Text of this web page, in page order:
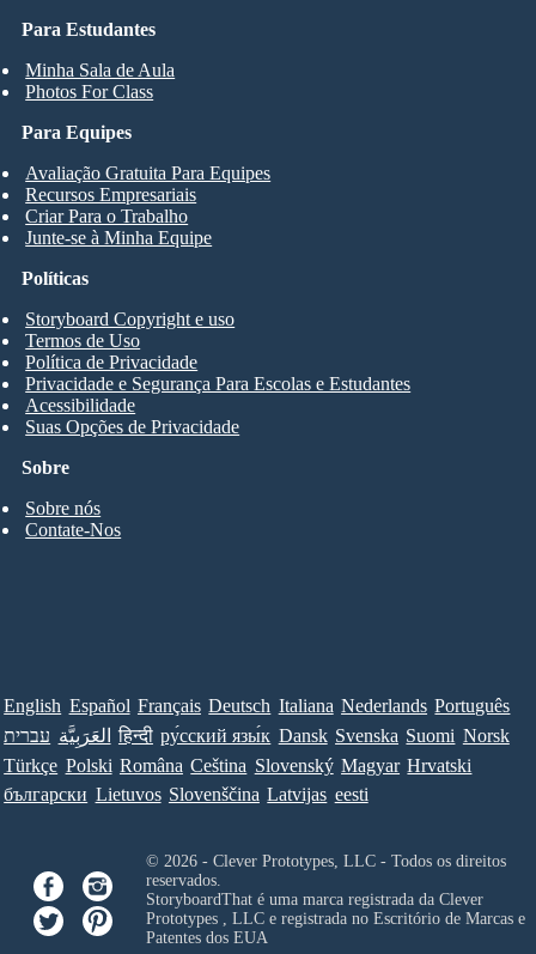
Para Estudantes
Minha Sala de Aula
Photos For Class
Para Equipes
Avaliação Gratuita Para Equipes
Recursos Empresariais
Criar Para o Trabalho
Junte-se à Minha Equipe
Sobre
Sobre nós
Contate-Nos
Políticas
Storyboard Copyright e uso
Termos de Uso
Política de Privacidade
Privacidade e Segurança Para Escolas e Estudantes
Acessibilidade
Suas Opções de Privacidade
English Español Français Deutsch Italiana Nederlands Português
עברית العَرَبِيَّة हिन्दी ру́сский язы́к Dansk Svenska Suomi Norsk
Türkçe Polski Româna Ceština Slovenský Magyar Hrvatski
български Lietuvos Slovenščina Latvijas eesti
© 2026 - Clever Prototypes, LLC - Todos os direitos
reservados.
StoryboardThat é uma marca registrada da Clever
Prototypes , LLCe registrada no Escritório de Marcas e
Patentes dos EUA